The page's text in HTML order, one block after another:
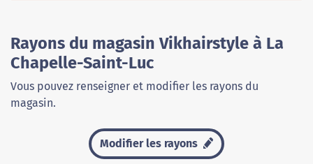
Rayons du magasin Vikhairstyle à La
Chapelle-Saint-Luc
Vous pouvez renseigner et modifier les rayons du
magasin.
Modifier les rayons